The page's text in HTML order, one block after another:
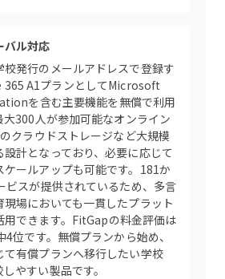
バル対応
発行のメールアドレスで登録す
365 A1プランとしてMicrosoft
を含む主要機能を無償で利用
大300人が参加可能なオンライン
クラウドストレージなど大規模
計となっており、必要に応じて
ールアップも可能です。181か
ビスが提供されているため、多言
場においても一貫したプラット
用できます。FitGapの料金評価は
位です。無償プランから始め、
て有償プランへ移行したい学校
やすい製品です。